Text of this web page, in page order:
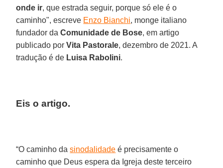
onde ir, que estrada seguir, porque só ele é o
caminho", escreve Enzo Bianchi, monge italiano
fundador daComunidade de Bose, em artigo
publicado porVita Pastorale, dezembro de 2021. A
tradução é de Luisa Rabolini.
Eis o artigo.
“O caminho dasinodalidade é precisamente o
caminho que Deus espera da Igreja deste terceiro